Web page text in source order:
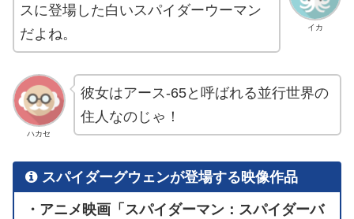
イカ
スに登場した白いスパイダーウーマン
だよね。
ハカセ
彼女はアース-65と呼ばれる並行世界の
住人なのじゃ！
スパイダーグウェンが登場する映像作品
・アニメ映画「スパイダーマン：スパイダーバ